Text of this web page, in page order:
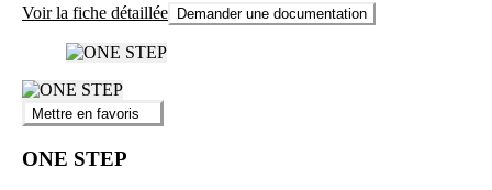
Voir la fiche détaillée Demander une documentation
Mettre en favoris
ONE STEP